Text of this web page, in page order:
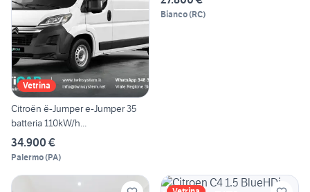
Vetrina
Citroën ë-Jumper e-Jumper 35
batteria 110kW/h...
34.900 €
Palermo(PA)
Bianco(RC)